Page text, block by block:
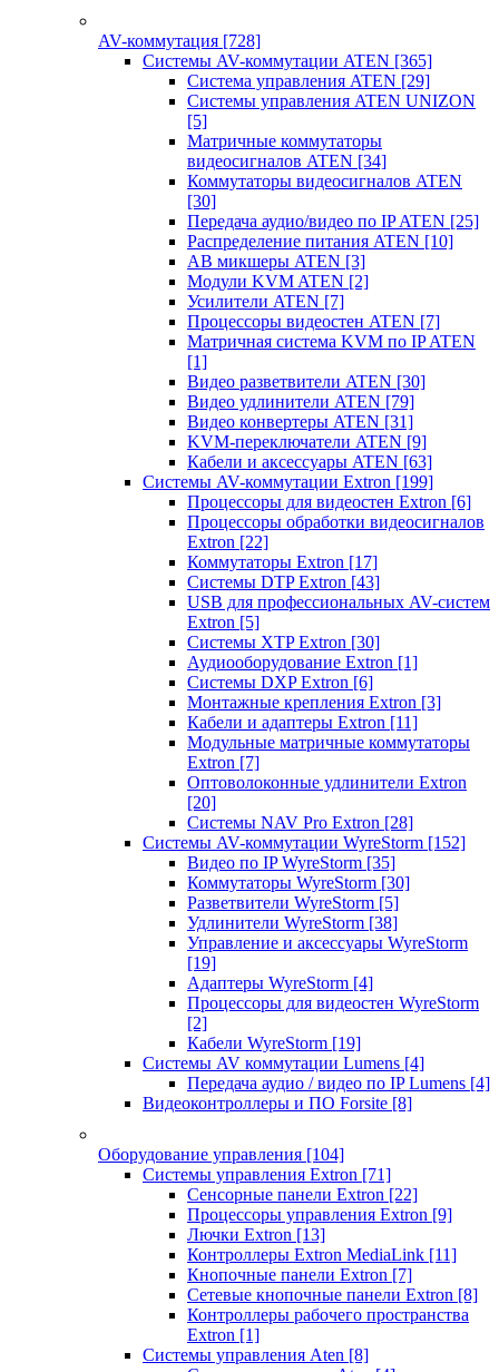
AV-коммутация [728]
Системы AV-коммутации ATEN [365]
Система управления ATEN [29]
Системы управления ATEN UNIZON
[5]
Матричные коммутаторы
видеосигналов ATEN [34]
Коммутаторы видеосигналов ATEN
[30]
Передача аудио/видео по IP ATEN [25]
Распределение питания ATEN [10]
АВ микшеры ATEN [3]
Модули KVM ATEN [2]
Усилители ATEN [7]
Процессоры видеостен ATEN [7]
Матричная система KVM по IP ATEN
[1]
Видео разветвители ATEN [30]
Видео удлинители ATEN [79]
Видео конвертеры ATEN [31]
KVM-переключатели ATEN [9]
Кабели и аксессуары ATEN [63]
Системы AV-коммутации Extron [199]
Процессоры для видеостен Extron [6]
Процессоры обработки видеосигналов
Extron [22]
Коммутаторы Extron [17]
Системы DTP Extron [43]
USB для профессиональных AV-систем
Extron [5]
Системы XTP Extron [30]
Аудиооборудование Extron [1]
Системы DXP Extron [6]
Монтажные крепления Extron [3]
Кабели и адаптеры Extron [11]
Модульные матричные коммутаторы
Extron [7]
Оптоволоконные удлинители Extron
[20]
Системы NAV Pro Extron [28]
Системы AV-коммутации WyreStorm [152]
Видео по IP WyreStorm [35]
Коммутаторы WyreStorm [30]
Разветвители WyreStorm [5]
Удлинители WyreStorm [38]
Управление и аксессуары WyreStorm
[19]
Адаптеры WyreStorm [4]
Процессоры для видеостен WyreStorm
[2]
Кабели WyreStorm [19]
Системы AV коммутации Lumens [4]
Передача аудио / видео по IP Lumens [4]
Видеоконтроллеры и ПО Forsite [8]
Оборудование управления [104]
Системы управления Extron [71]
Сенсорные панели Extron [22]
Процессоры управления Extron [9]
Лючки Extron [13]
Контроллеры Extron MediaLink [11]
Кнопочные панели Extron [7]
Сетевые кнопочные панели Extron [8]
Контроллеры рабочего пространства
Extron [1]
Системы управления Aten [8]